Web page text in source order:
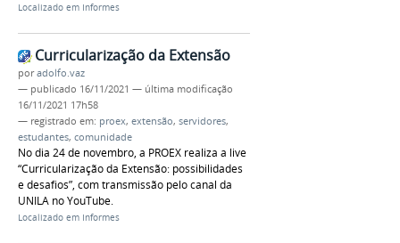
Localizado em Informes
Curricularização da Extensão
poradolfo.vaz
— publicado 16/11/2021 — última modificação
16/11/2021 17h58
— registrado em: proex, extensão, servidores,
estudantes, comunidade
No dia 24 de novembro, a PROEX realiza a live
“Curricularização da Extensão: possibilidades
e desafios”, com transmissão pelo canal da
UNILA no YouTube.
Localizado em Informes